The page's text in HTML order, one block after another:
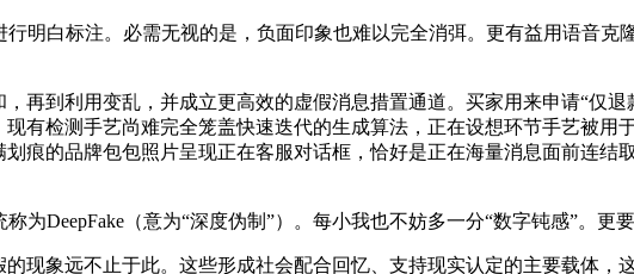
白标注。必需无视的是，负面印象也难以完全消弭。更有益用语音克
到利用变乱，并成立更高效的虚假消息措置通道。买家用来申请“仅退
有检测手艺尚难完全笼盖快速迭代的生成算法，正在设想环节手艺被用
痕的品牌包包照片呈现正在客服对话框，恰好是正在海量消息面前连结
DeepFake（意为“深度伪制”）。每小我也不妨多一分“数字钝感”。更要
象远不止于此。这些形成社会配合回忆、支持现实认定的主要载体，